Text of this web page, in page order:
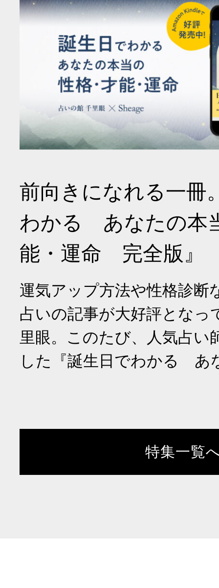
前向きになれる一冊
わかる あなたの本
能・運命 完全版』
運気アップ方法や性格診断
占いの記事が大好評となっ
里眼。このたび、人気占い
した『誕生日でわかる あ
特集一覧